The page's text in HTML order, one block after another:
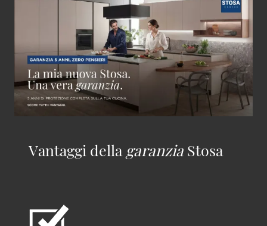
Vantaggi della garanzia Stosa